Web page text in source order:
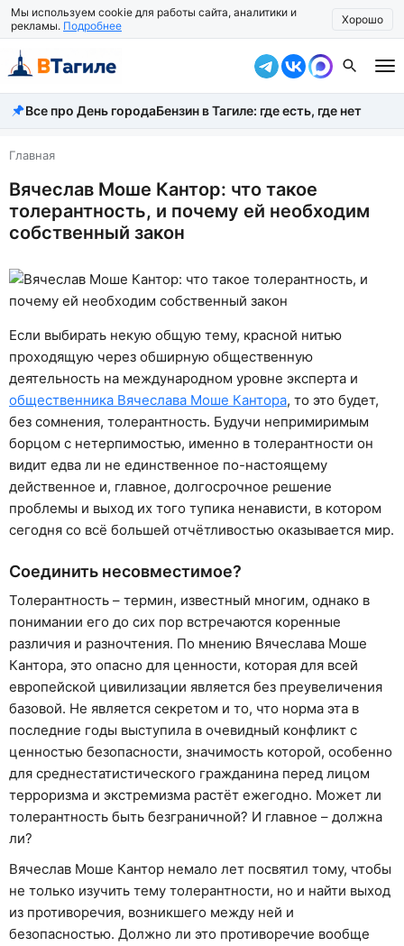
Мы используем cookie для работы сайта, аналитики и
рекламы. Подробнее Хорошо
Все новости
Происшествия
Город
Власть
Экономика
Общество
Рассказать новость
Все про День городаБензин в Тагиле: где есть, где нет
Главная
Вячеслав Моше Кантор: что такое
толерантность, и почему ей необходим
собственный закон
Если выбирать некую общую тему, красной нитью
проходящую через обширную общественную
деятельность на международном уровне эксперта и
общественника Вячеслава Моше Кантора, то это будет,
без сомнения, толерантность. Будучи непримиримым
борцом с нетерпимостью, именно в толерантности он
видит едва ли не единственное по-настоящему
действенное и, главное, долгосрочное решение
проблемы и выход их того тупика ненависти, в котором
сегодня со всё большей отчётливостью оказывается мир.
Соединить несовместимое?
Толерантность – термин, известный многим, однако в
понимании его до сих пор встречаются коренные
различия и разночтения. По мнению Вячеслава Моше
Кантора, это опасно для ценности, которая для всей
европейской цивилизации является без преувеличения
базовой. Не является секретом и то, что норма эта в
последние годы выступила в очевидный конфликт с
ценностью безопасности, значимость которой, особенно
для среднестатистического гражданина перед лицом
терроризма и экстремизма растёт ежегодно. Может ли
толерантность быть безграничной? И главное – должна
ли?
Вячеслав Моше Кантор немало лет посвятил тому, чтобы
не только изучить тему толерантности, но и найти выход
из противоречия, возникшего между ней и
безопасностью. Должно ли это противоречие вообще